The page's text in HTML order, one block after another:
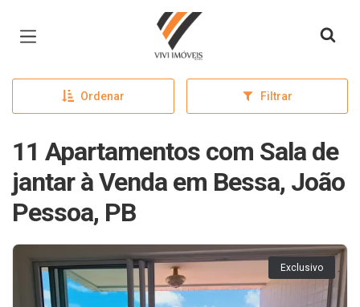
Página inicial
Ordenar Filtrar
11 Apartamentos com Sala de
jantar à Venda em Bessa, João
Pessoa, PB
Exclusivo